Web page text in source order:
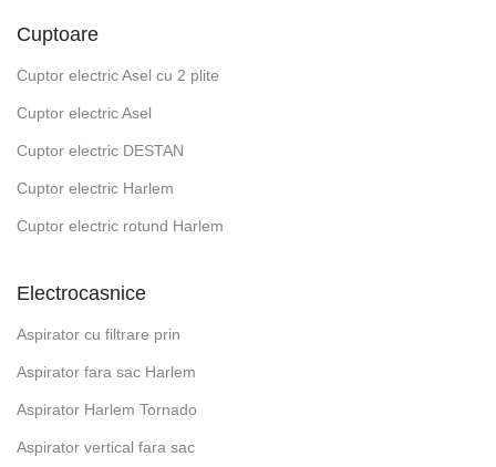
Cuptoare
Cuptor electric Asel cu 2 plite
Cuptor electric Asel
Cuptor electric DESTAN
Cuptor electric Harlem
Cuptor electric rotund Harlem
Electrocasnice
Aspirator cu filtrare prin
Aspirator fara sac Harlem
Aspirator Harlem Tornado
Aspirator vertical fara sac